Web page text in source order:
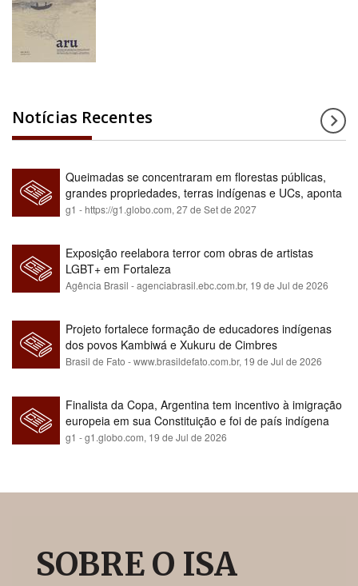
Notícias Recentes
Queimadas se concentraram em florestas públicas,
grandes propriedades, terras indígenas e UCs, aponta
relatório
g1 - https://g1.globo.com,27 de Set de 2027
Exposição reelabora terror com obras de artistas
LGBT+ em Fortaleza
Agência Brasil - agenciabrasil.ebc.com.br, 19 de Jul de 2026
Projeto fortalece formação de educadores indígenas
dos povos Kambiwá e Xukuru de Cimbres
Brasil de Fato - www.brasildefato.com.br, 19 de Jul de 2026
Finalista da Copa, Argentina tem incentivo à imigração
europeia em sua Constituição e foi de país indígena
para maioria branca
g1 - g1.globo.com, 19 de Jul de 2026
SOBRE O ISA